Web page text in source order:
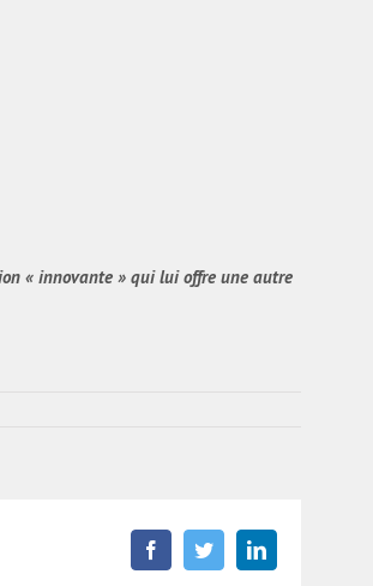
« innovante » qui lui offre une autre
FacebookTwitterLinkedIn